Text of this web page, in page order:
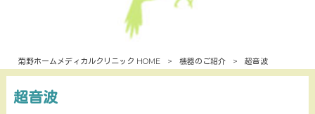
菊野ホームメディカルクリニック HOME > 機器のご紹介 > 超音波
超音波